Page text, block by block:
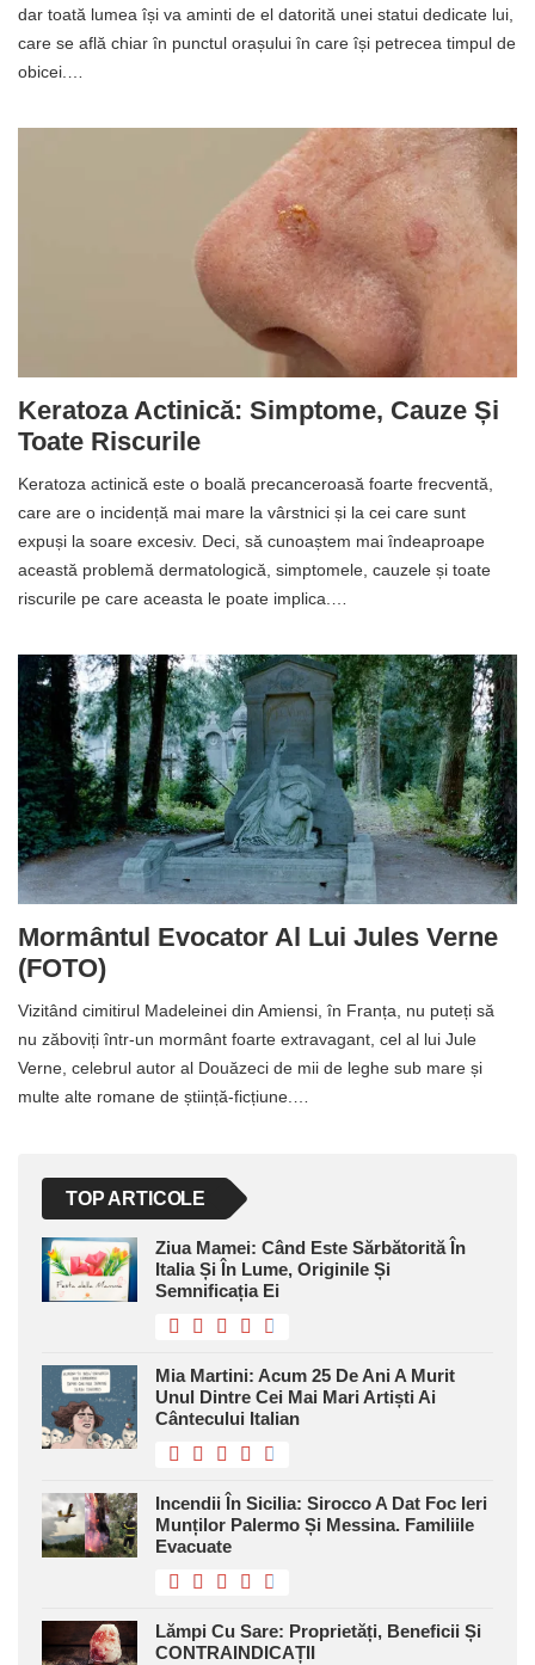
dar toată lumea își va aminti de el datorită unei statui dedicate lui,
care se află chiar în punctul orașului în care își petrecea timpul de
obicei.…
Keratoza Actinică: Simptome, Cauze Și
Toate Riscurile
Keratoza actinică este o boală precanceroasă foarte frecventă,
care are o incidență mai mare la vârstnici și la cei care sunt
expuși la soare excesiv. Deci, să cunoaștem mai îndeaproape
această problemă dermatologică, simptomele, cauzele și toate
riscurile pe care aceasta le poate implica.…
Mormântul Evocator Al Lui Jules Verne
(FOTO)
Vizitând cimitirul Madeleinei din Amiensi, în Franța, nu puteți să
nu zăboviți într-un mormânt foarte extravagant, cel al lui Jule
Verne, celebrul autor al Douăzeci de mii de leghe sub mare și
multe alte romane de știință-ficțiune.…
TOP ARTICOLE
Ziua Mamei: Când Este Sărbătorită În
Italia Și În Lume, Originile Și
Semnificația Ei
Mia Martini: Acum 25 De Ani A Murit
Unul Dintre Cei Mai Mari Artiști Ai
Cântecului Italian
Incendii În Sicilia: Sirocco A Dat Foc Ieri
Munților Palermo Și Messina. Familiile
Evacuate
Lămpi Cu Sare: Proprietăți, Beneficii Și
CONTRAINDICAȚII